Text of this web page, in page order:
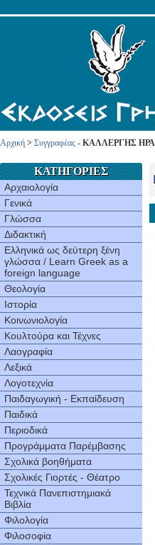
Αρχική > Συγγραφέας - ΚΑΛΛΕΡΓΗΣ
ΚΑΤΗΓΟΡΙΕΣ
Αρχαιολογία
Γενικά
Γλώσσα
Διδακτική
Ελληνικά ως δεύτερη ξένη
γλώσσα / Learn Greek as a
foreign language
Θεολογία
Ιστορία
Κοινωνιολογία
Κουλτούρα και Τέχνες
Λαογραφία
Λεξικά
Λογοτεχνία
Παιδαγωγική - Εκπαίδευση
Παιδικά
Περιοδικά
Προγράμματα Παρέμβασης
Σχολικά βοηθήματα
Σχολικές Γιορτές - Θέατρο
Τεχνικά Πανεπιστημιακά
Βιβλία
Φιλολογία
Φιλοσοφία